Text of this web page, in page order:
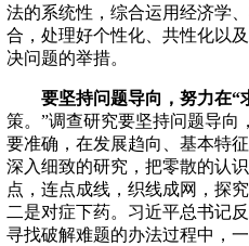
法的系统性，综合运用经济学
合，处理好个性化、共性化以
决问题的举措。
要坚持问题导向，努力在“
策。”调查研究要坚持问题导
要准确，在发展趋向、基本特
深入细致的研究，把零散的认
点，连点成线，织线成网，探
二是对症下药。习近平总书记
寻找破解难题的办法过程中，